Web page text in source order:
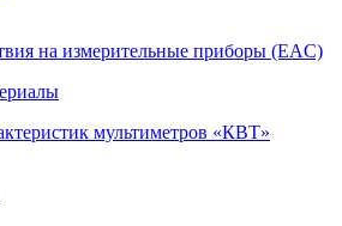
на измерительные приборы (EAC)
мультиметров «КВТ»